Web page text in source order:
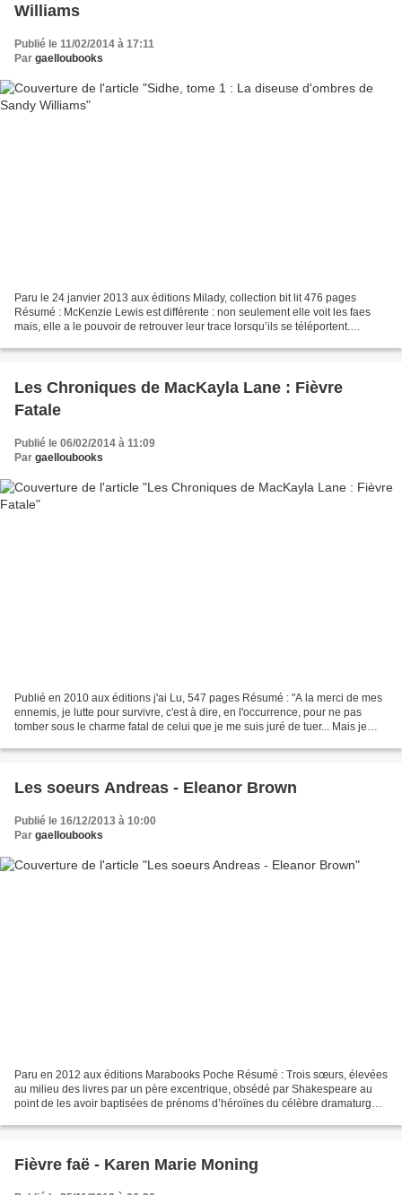
Williams
Publié le 11/02/2014 à 17:11
Par gaelloubooks
Paru le 24 janvier 2013 aux éditions Milady, collection bit lit 476 pages
Résumé : McKenzie Lewis est différente : non seulement elle voit les faes
mais, elle a le pouvoir de retrouver leur trace lorsqu’ils se téléportent.
Les Chroniques de MacKayla Lane : Fièvre
Fatale
Publié le 06/02/2014 à 11:09
Par gaelloubooks
Publié en 2010 aux éditions j'ai Lu, 547 pages Résumé : "A la merci de mes
ennemis, je lutte pour survivre, c'est à dire, en l'occurrence, pour ne pas
tomber sous le charme fatal de celui que je me suis juré de tuer... Mais je
Les soeurs Andreas - Eleanor Brown
Publié le 16/12/2013 à 10:00
Par gaelloubooks
Paru en 2012 aux éditions Marabooks Poche Résumé : Trois sœurs, élevées
au milieu des livres par un père excentrique, obsédé par Shakespeare au
point de les avoir baptisées de prénoms d’héroïnes du célèbre dramaturge,
Fièvre faë - Karen Marie Moning